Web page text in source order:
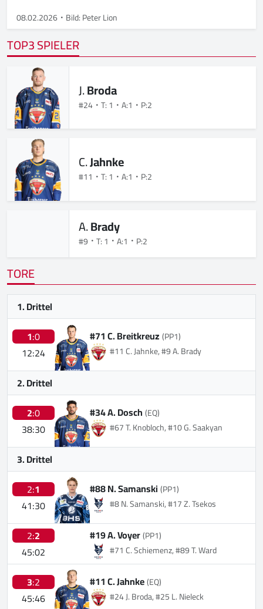
08.02.2026 Bild: Peter Lion
TOP3 SPIELER
J.Broda
#24 T: 1 A:1 P:2
C.Jahnke
#11 T: 1 A:1 P:2
A.Brady
#9 T: 1 A:1 P:2
TORE
1. Drittel
1:0
12:24
#71 C. Breitkreuz(PP1)
#11 C. Jahnke, #9 A. Brady
2. Drittel
2:0
38:30
#34 A. Dosch(EQ)
#67 T. Knobloch, #10 G. Saakyan
3. Drittel
2:1
41:30
#88 N. Samanski(PP1)
#8 N. Samanski, #17 Z. Tsekos
2:2
45:02
#19 A. Voyer(PP1)
#71 C. Schiemenz, #89 T. Ward
3:2
45:46
#11 C. Jahnke(EQ)
#24 J. Broda, #25 L. Nieleck